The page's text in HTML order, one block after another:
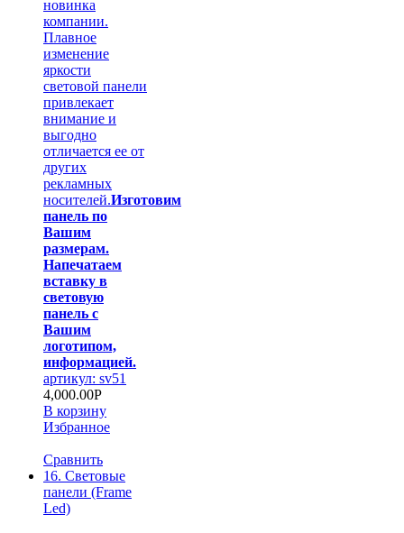
новинка
компании.
Плавное
изменение
яркости
световой панели
привлекает
внимание и
выгодно
отличается ее от
других
рекламных
носителей.Изготовим
панель по
Вашим
размерам.
Напечатаем
вставку в
световую
панель с
Вашим
логотипом,
информацией.
артикул: sv51
4,000.00Р
В корзину
Избранное
Сравнить
16. Световые
панели (Frame
Led)